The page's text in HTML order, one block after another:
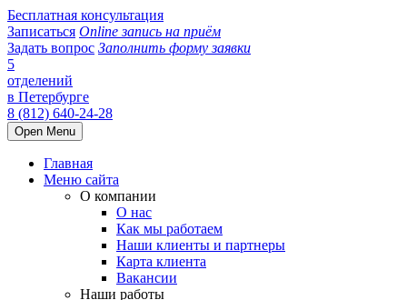
Бесплатная консультация
Записаться Online запись на приём
Задать вопрос Заполнить форму заявки
5
отделений
в Петербурге
8 (812) 640-24-28
Open Menu
Главная
Меню сайта
О компании
О нас
Как мы работаем
Наши клиенты и партнеры
Карта клиента
Вакансии
Наши работы